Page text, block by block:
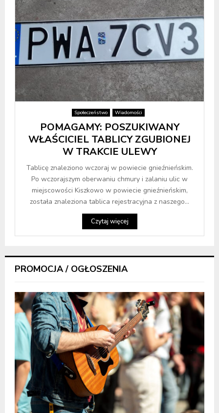
Społeczeństwo Wiadomości
POMAGAMY: POSZUKIWANY
WŁAŚCICIEL TABLICY ZGUBIONEJ
W TRAKCIE ULEWY
Tablicę znaleziono wczoraj w powiecie gnieźnieńskim.
Po wczorajszym oberwaniu chmury i zalaniu ulic w
miejscowości Kiszkowo w powiecie gnieźnieńskim,
została znaleziona tablica rejestracyjna z naszego...
Czytaj więcej
PROMOCJA / OGŁOSZENIA